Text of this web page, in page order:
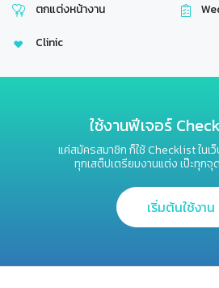
ตกแต่งหน้างาน
Clinic
ใช้งานฟีเจอร์
แค่สมัครสมาชิก ก็ใช้ Checklist ในเ
ทุกเสต็ปเตรียมงานแต่ง เป๊ะทุกจุ
เริ่มต้นใช้งาน